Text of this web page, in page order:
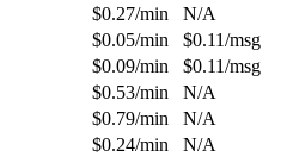
$0.27/min
N/A
$0.05/min $0.11/msg
$0.09/min $0.11/msg
$0.53/min
N/A
$0.79/min
N/A
$0.24/min
N/A